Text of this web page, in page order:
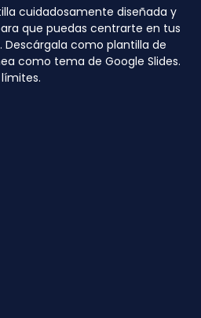
cuidadosamente diseñada y
que puedas centrarte en tus
como plantilla de
como tema de Google Slides.